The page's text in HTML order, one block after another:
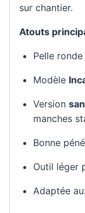
sur chantier.
Atouts
Pelle ronde
Modèle
Version
manches
Bonne
Outil léger
Adaptée